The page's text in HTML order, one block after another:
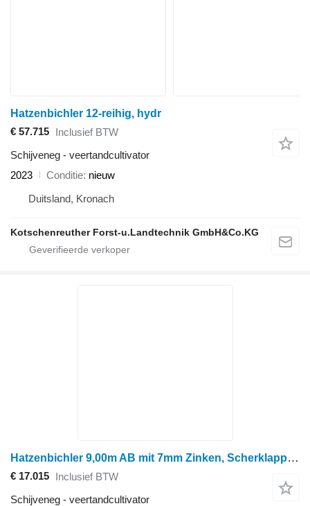
Hatzenbichler 12-reihig, hydr
€ 57.715 Inclusief BTW
Schijveneg - veertandcultivator
2023
Conditie nieuw
Duitsland, Kronach
Kotschenreuther Forst-u.Landtechnik GmbH&Co.KG
Hatzenbichler 9,00m AB mit 7mm Zinken, Scherklappung
€ 17.015 Inclusief BTW
Schijveneg - veertandcultivator